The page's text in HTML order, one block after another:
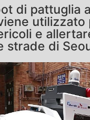
di pattuglia
utilizzato
e
strade di